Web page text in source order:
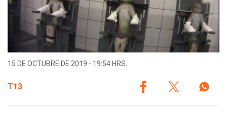
15 DE OCTUBRE DE 2019 - 19:54 HRS.
T13